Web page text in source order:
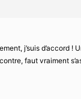
j’suis d’accord
faut vraiment